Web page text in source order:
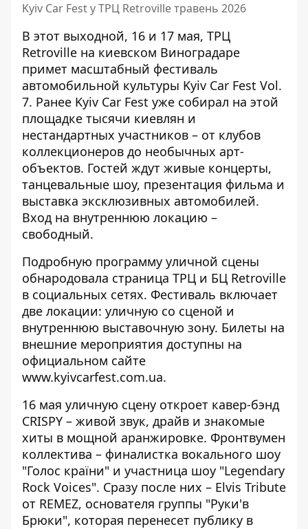
Kyiv Car Fest у ТРЦ Retroville травень 2026
В этот выходной, 16 и 17 мая, ТРЦ
Retroville на киевском Виноградаре
примет масштабный фестиваль
автомобильной культуры Kyiv Car Fest Vol.
7. Ранее Kyiv Car Fest уже собирал на этой
площадке тысячи киевлян и
нестандартных участников – от клубов
коллекционеров до необычных арт-
объектов. Гостей ждут живые концерты,
танцевальные шоу, презентация фильма и
выставка эксклюзивных автомобилей.
Вход на внутреннюю локацию –
свободный.
Подробную программу уличной сцены
обнародовала страница ТРЦ и БЦ Retroville
в социальных сетях. Фестиваль включает
две локации: уличную со сценой и
внутреннюю выставочную зону. Билеты на
внешние мероприятия доступны на
официальном сайте
www.kyivcarfest.com.ua.
16 мая уличную сцену откроет кавер-бэнд
CRISPY – живой звук, драйв и знакомые
хиты в мощной аранжировке. Фронтвумен
коллектива – финалистка вокального шоу
"Голос країни" и участница шоу "Legendary
Rock Voices". Сразу после них – Elvis Tribute
от REMEZ, основателя группы "Руки'в
Брюки", которая перенесет публику в